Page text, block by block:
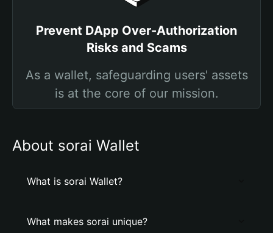
Prevent DApp Over-Authorization
Risks and Scams
As a wallet, safeguarding users' assets
is at the core of our mission.
About sorai Wallet
What is sorai Wallet?
What makes sorai unique?